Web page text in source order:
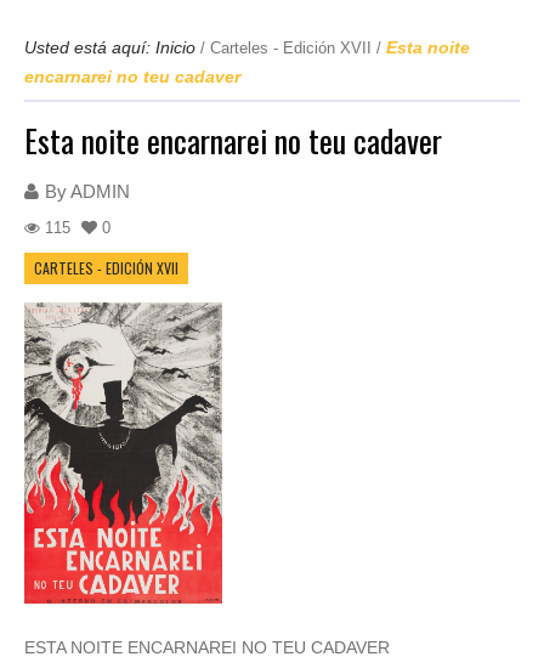
Usted está aquí: Inicio / Carteles - Edición XVII / Esta noite
encarnarei no teu cadaver
Esta noite encarnarei no teu cadaver
ByADMIN
115 0
CARTELES - EDICIÓN XVII
ESTA NOITE ENCARNAREI NO TEU CADAVER